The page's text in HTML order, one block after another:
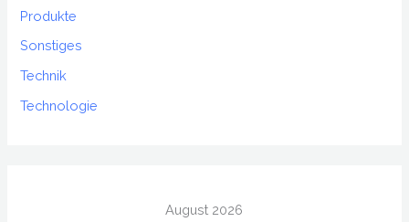
Produkte
Sonstiges
Technik
Technologie
August 2026